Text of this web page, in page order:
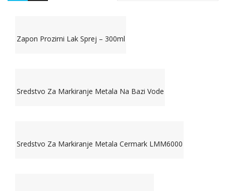
Zapon Prozirni Lak Sprej – 300ml
Sredstvo Za Markiranje Metala Na Bazi Vode
Sredstvo Za Markiranje Metala Cermark LMM6000